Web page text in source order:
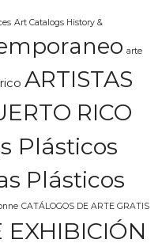
Art Catalogs History &
arte
ARTISTAS
RICO
Plásticos
Plásticos
CATÁLOGOS DE ARTE GRATIS
EXHIBICIÓN